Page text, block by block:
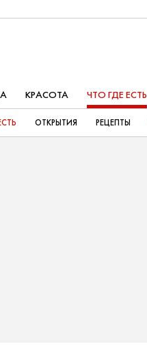
КРАСОТА ЧТО ГДЕ ЕСТЬ
ОТКРЫТИЯ РЕЦЕПТЫ